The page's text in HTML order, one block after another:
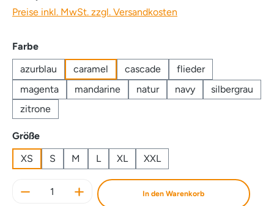
Preise inkl. MwSt. zzgl. Versandkosten
Farbeauswählen
azurblau
caramel cascade
flieder
magenta
mandarine natur navy
silbergrau
zitrone
Größeauswählen
XS
S M L XL XXL
Produkt Anzahl: Gib den gewünschten
In den Warenkorb